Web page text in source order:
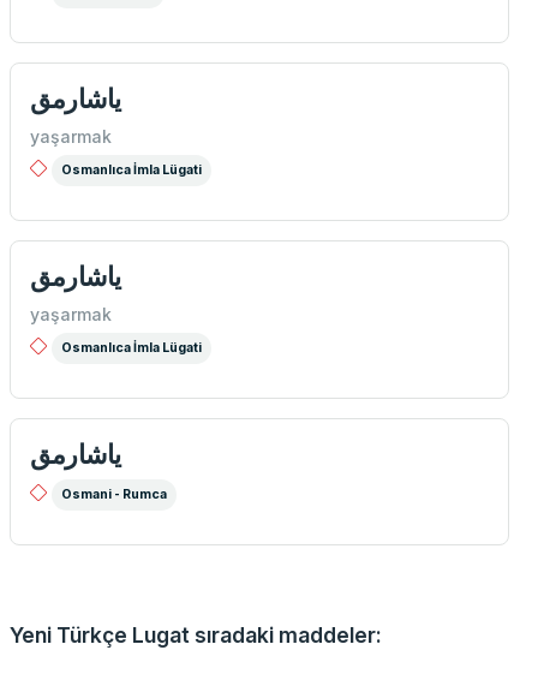
یاشارمق
yaşarmak
Osmanlıca İmla Lügati
ياشارمق
yaşarmak
Osmanlıca İmla Lügati
ياشارمق
Osmani - Rumca
Yeni Türkçe Lugat sıradaki maddeler: